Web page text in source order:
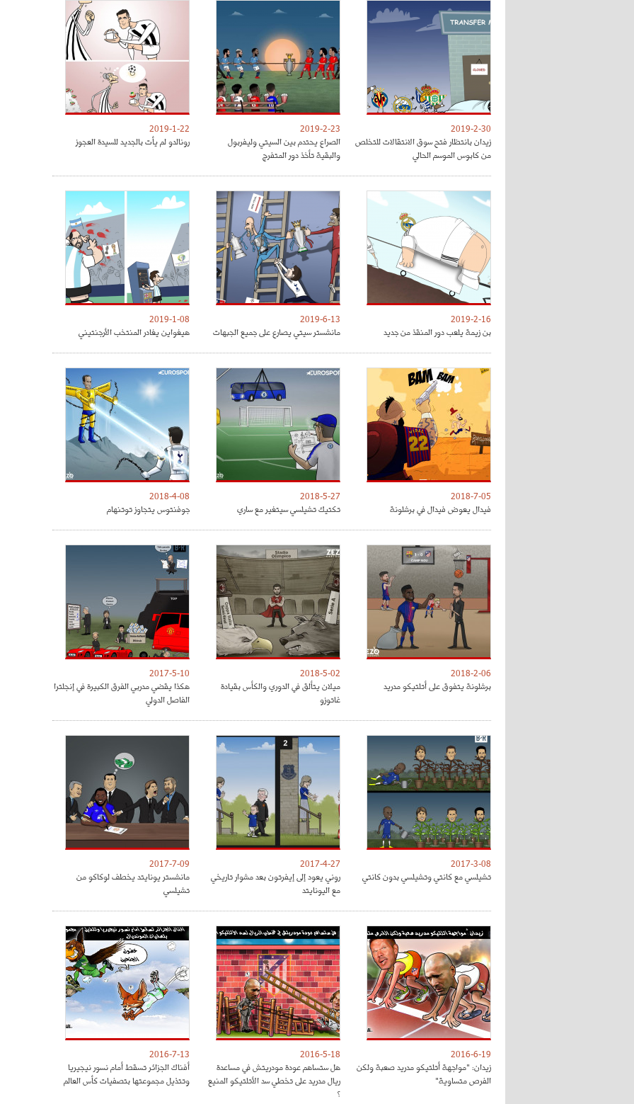
2019-2-30
زيدان بانتظار فتح سوق الانتقالات للتخلص
من كابوس الموسم الحالي
2019-2-23
الصراع يحتدم بين السيتي وليفربول
والبقية تأخذ دور المتفرج
2019-1-22
رونالدو لم يأت بالجديد للسيدة العجوز
2019-2-16
بن زيمة يلعب دور المنقذ من جديد
2019-6-13
مانشستر سيتي يصارع على جميع الجبهات
2019-1-08
هيغواين يغادر المنتخب الأرجنتيني
2018-7-05
فيدال يعوض فيدال في برشلونة
2018-5-27
تكتيك تشيلسي سيتغير مع ساري
2018-4-08
جوفنتوس يتجاوز توتنهام
2018-2-06
برشلونة يتفوق على أتلتيكو مدريد
2018-5-02
ميلان يتألق في الدوري والكأس بقيادة
غاتوزو
2017-5-10
هكذا يقضي مدربي الفرق الكبيرة في إنجلترا
الفاصل الدولي
2017-3-08
تشيلسي مع كانتي وتشيلسي بدون كانتي
2017-4-27
روني يعود إلى إيفرتون بعد مشوار تاريخي
مع اليونايتد
2017-7-09
مانشستر يونايتد يخطف لوكاكو من
تشيلسي
2016-6-19
زيدان: "مواجهة أتلتيكو مدريد صعبة ولكن
الفرص متساوية"
2016-5-18
هل ستساهم عودة مودريتش في مساعدة
ريال مدريد على تخطي سد الأتلتيكو المنيع
؟
2016-7-13
أفناك الجزائر تسقط أمام نسور نيجيريا
وتتذيل مجموعتها بتصفيات كأس العالم